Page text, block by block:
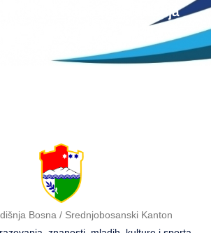
škola Kantona Središnja
2026./2027. godini
Bosna / Srednjobosanski Kanton